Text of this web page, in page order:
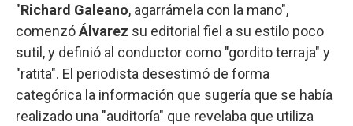
"Richard Galeano, agarrámela con la mano",
comenzóÁlvarez su editorial fiel a su estilo poco
sutil, y definió al conductor como "gordito terraja" y
"ratita". El periodista desestimó de forma
categórica la información que sugería que se había
realizado una "auditoría" que revelaba que utiliza